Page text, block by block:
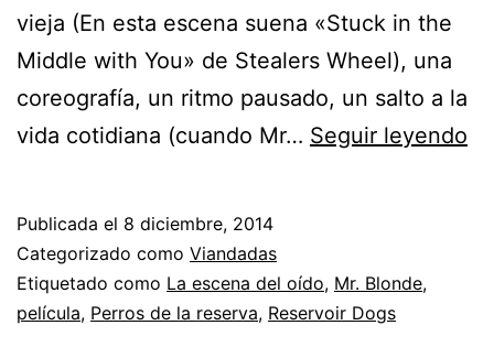
vieja (En esta escena suena «Stuck in the
Middle with You» de Stealers Wheel), una
coreografía, un ritmo pausado, un salto a la
vida cotidiana (cuando Mr… Seguir leyendo
Publicada el 8 diciembre, 2014
Categorizado como Viandadas
Etiquetado como La escena del oído, Mr. Blonde,
película, Perros de la reserva, Reservoir Dogs